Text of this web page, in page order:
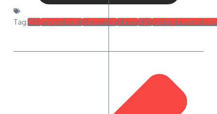
Tag:GSKiainpontianakMahasiswaMubesUKM